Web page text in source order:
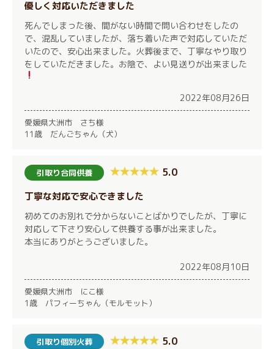
優しく対応いただきました
死んでしまった後、間がない時間で問い合わせをしたの
で、混乱していましたが、落ち着いた声で対応していただ
いたので、安心出来ました。火葬後まで、丁寧なやり取り
をしていただきました。お陰で、よい見送りが出来ました
2022年08月26日
愛媛県大洲市 さち様
11歳 だんごちゃん（犬）
引取り合同供養 5.0
丁寧な対応で安心できました
初めてのお別れで分からないことばかりでしたが、丁寧に
対応して下さり安心して供養する事が出来ました。
本当にありがとうございました。
2022年08月10日
愛媛県大洲市 にこ様
1歳 パフィーちゃん（モルモット）
引取り個別火葬 5.0